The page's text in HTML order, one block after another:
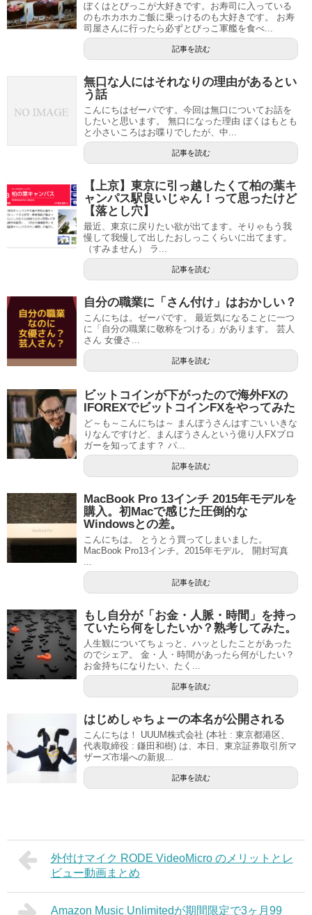
ぼくはとびっこが大好きです。お寿司に入っている
のもホカホカご飯に乗っけるのも大好きです。 お寿
司屋さんに行ったら必ずとびっこ軍艦を食べ...
記事を読む
無口な人にはそれなりの理由があるとい
う話
こんにちはゼーパです。今回は無口についてお話を
したいと思います。 無口になった理由 ぼくはもとも
と小さいころはお喋りでしたが、中...
記事を読む
【上京】東京に引っ越したくて柏の葉キ
ャンパス駅良いじゃん！って思ったけど
【落とし穴】
最近、東京に戻りたい欲が出てます。そりゃもう我
慢して我慢して出したおしっこくらいに出てます。
（すみません） ラ...
記事を読む
自分の職業に「さん付け」はおかしい？
こんにちは。ゼーパです。 最近気になることに一つ
に「自分の職業に敬称をつける」があります。 芸人
さん 女優さ...
記事を読む
ビットコインが下がったので海外FXの
IFOREXでビットコインFXをやってみた
ど～も～こんにちは～ まんぼうさんはすごい いきな
りなんですけど、まんぼうさんという億り人FXブロ
ガーを知ってます？ パ...
記事を読む
MacBook Pro 13インチ 2015年モデルを
購入。初Macで感じた圧倒的な
Windowsとの差。
こんにちは。 とうとう買ってしまいました。
MacBook Pro13インチ。2015年モデル。 開封写真
...
記事を読む
もし自分が「お金・人脈・時間」を持っ
ていたら何をしたいか？熟考してみた。
人生観についてちょっと、ハッとしたことがあった
のでシェア。 金・人・時間があったら何がしたい？
お金持ちになりたい、たく...
記事を読む
はじめしゃちょーの本名が公開される
こんにちは！ UUUM株式会社 (本社 : 東京都港区、
代表取締役 : 鎌田和樹) は、本日、東京証券取引所マ
ザーズ市場への新規...
記事を読む
外付けマイク RODE VideoMicro のメリットとレ
ビュー動画まとめ
Amazon Music Unlimitedが期間限定で3ヶ月99